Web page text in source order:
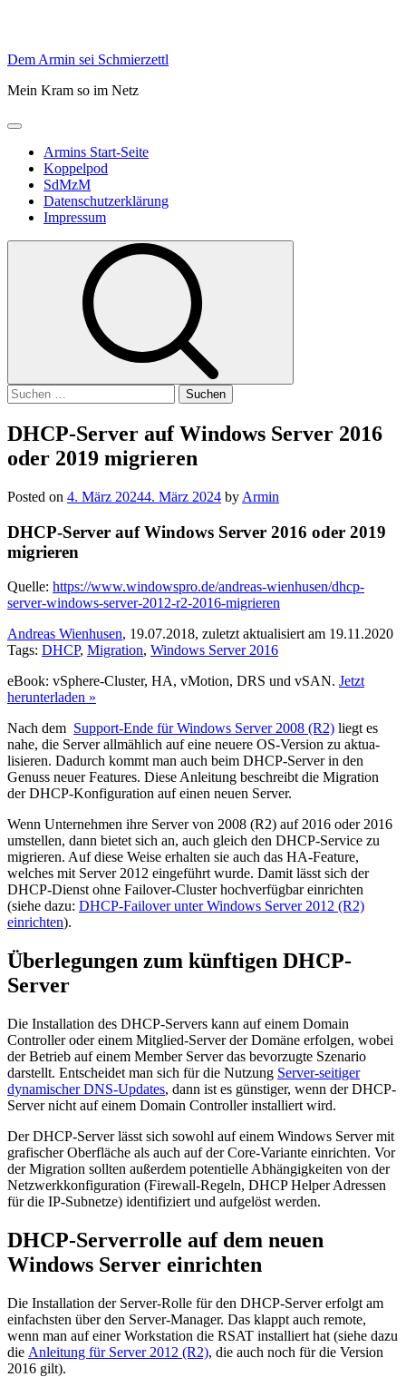
Skip
content
Dem Armin sei Schmierzettl
Mein Kram so im Netz
Primary
Armins Start-Seite
Koppelpod
SdMzM
Datenschutzerklärung
Impressum
Suchen
nach:
DHCP-Server auf Windows Server 2016
oder 2019 migrieren
Posted on 4. März 20244. März 2024 by Armin
DHCP-Server auf Windows Server 2016 oder 2019
migrieren
Quelle: https://www.windowspro.de/andreas-wienhusen/dhcp-
server-windows-server-2012-r2-2016-migrieren
Andreas Wienhusen, 19.07.2018, zuletzt aktualisiert am 19.11.2020
Tags: DHCP, Migration, Windows Server 2016
eBook: vSphere-Cluster, HA, vMotion, DRS und vSAN. Jetzt
herunterladen »
Nach dem Support-Ende für Windows Server 2008 (R2) liegt es
nahe, die Server all­mählich auf eine neuere OS-Version zu aktua­
lisieren. Da­durch kommt man auch beim DHCP-Server in den
Genuss neuer Features. Diese An­leitung be­schreibt die Migration
der DHCP-Konfi­gu­ration auf einen neuen Server.
Wenn Unter­nehmen ihre Server von 2008 (R2) auf 2016 oder 2016
umstellen, dann bietet sich an, auch gleich den DHCP-Service zu
migrieren. Auf diese Weise erhalten sie auch das HA-Feature,
welches mit Server 2012 eingeführt wurde. Damit lässt sich der
DHCP-Dienst ohne Failover-Cluster hoch­verfügbar einrichten
(siehe dazu: DHCP-Failover unter Windows Server 2012 (R2)
einrichten).
Überlegungen zum künftigen DHCP-
Server
Die Installation des DHCP-Servers kann auf einem Domain
Controller oder einem Mitglied-Server der Domäne erfolgen, wobei
der Betrieb auf einem Member Server das bevorzugte Szenario
darstellt. Entscheidet man sich für die Nutzung Server-seitiger
dynamischer DNS-Updates, dann ist es günstiger, wenn der DHCP-
Server nicht auf einem Domain Controller installiert wird.
Der DHCP-Server lässt sich sowohl auf einem Windows Server mit
grafischer Oberfläche als auch auf der Core-Variante einrichten. Vor
der Migration sollten außerdem potentielle Abhängig­keiten von der
Netzwerk­konfiguration (Firewall-Regeln, DHCP Helper Adressen
für die IP-Subnetze) identifiziert und aufgelöst werden.
DHCP-Serverrolle auf dem neuen
Windows Server einrichten
Die Installation der Server-Rolle für den DHCP-Server erfolgt am
einfachsten über den Server-Manager. Das klappt auch remote,
wenn man auf einer Workstation die RSAT installiert hat (siehe dazu
die Anleitung für Server 2012 (R2), die auch noch für die Version
2016 gilt).